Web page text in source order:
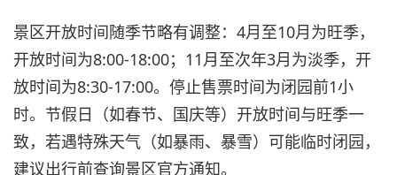
景区开放时间随季节略有调整：4月至10月为旺季，
开放时间为8:00-18:00；11月至次年3月为淡季，开
放时间为8:30-17:00。停止售票时间为闭园前1小
时。节假日（如春节、国庆等）开放时间与旺季一
致，若遇特殊天气（如暴雨、暴雪）可能临时闭园，
建议出行前查询景区官方通知。